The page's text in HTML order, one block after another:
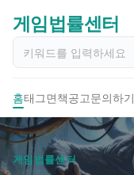
게임법률센터
홈태그면책공고문의하기
게임법률센터